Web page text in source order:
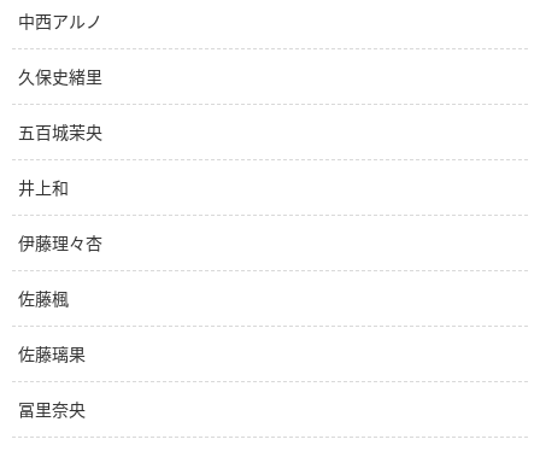
中西アルノ
久保史緒里
五百城茉央
井上和
伊藤理々杏
佐藤楓
佐藤璃果
冨里奈央